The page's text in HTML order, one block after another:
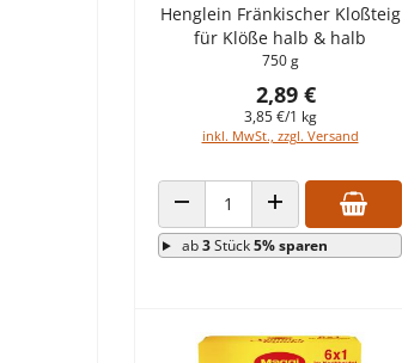
Henglein Fränkischer Kloßteig
für Klöße halb & halb
750 g
2,89 €
3,85 €/1 kg
inkl. MwSt., zzgl. Versand
ANZAHL VERRINGERNANZAHL ERHÖHEN
ab3Stück5% sparen